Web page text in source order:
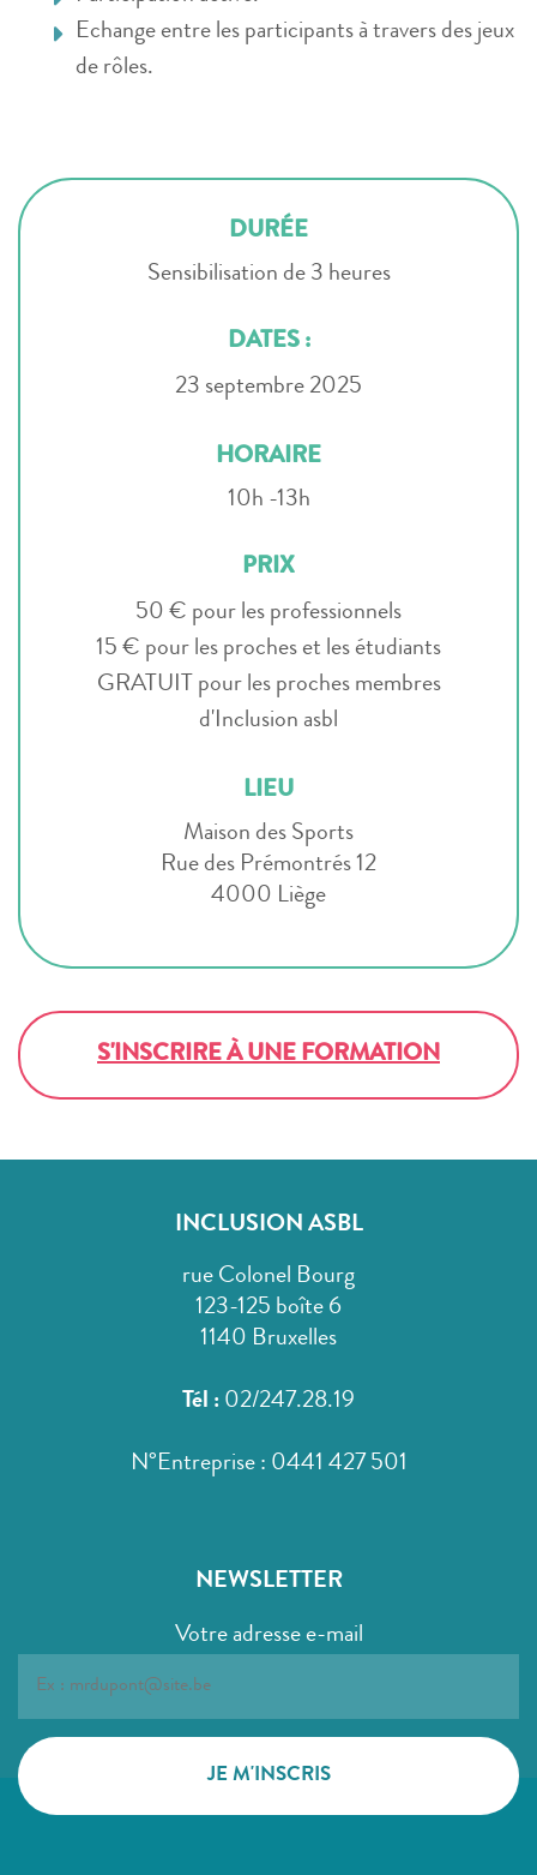
Echange entre les participants à travers des jeux
de rôles.
DURÉE
Sensibilisation de 3 heures
DATES :
23 septembre 2025
HORAIRE
10h -13h
PRIX
50 € pour les professionnels
15 € pour les proches et les étudiants
GRATUIT pour les proches membres
d'Inclusion asbl
LIEU
Maison des Sports
Rue des Prémontrés 12
4000 Liège
S'INSCRIRE À UNE FORMATION
INCLUSION ASBL
rue Colonel Bourg
123-125 boîte 6
1140 Bruxelles
Tél : 02/247.28.19
N°Entreprise : 0441 427 501
NEWSLETTER
Votre adresse e-mail